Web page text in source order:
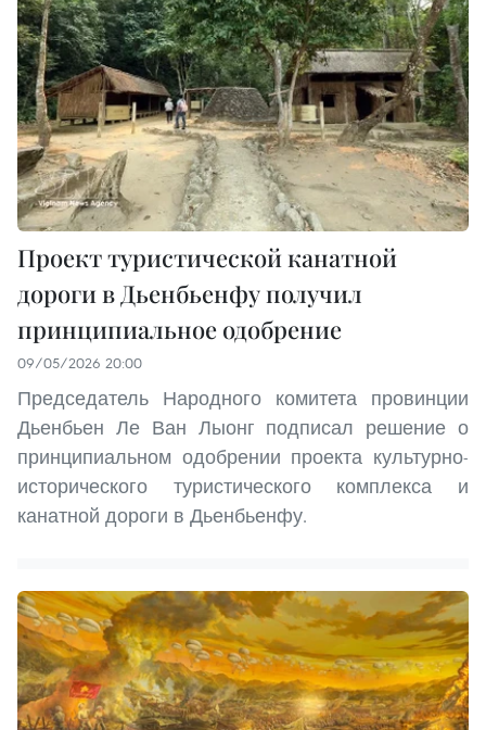
Проект туристической канатной
дороги в Дьенбьенфу получил
принципиальное одобрение
09/05/2026 20:00
Председатель Народного комитета провинции
Дьенбьен Ле Ван Лыонг подписал решение о
принципиальном одобрении проекта культурно-
исторического туристического комплекса и
канатной дороги в Дьенбьенфу.